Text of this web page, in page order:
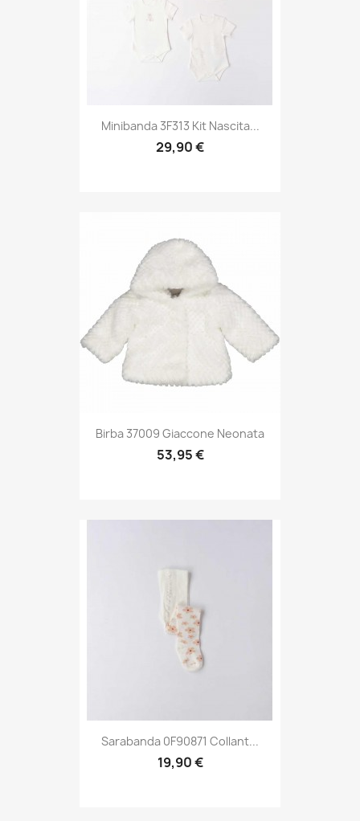
Minibanda 3F313 Kit Nascita...
29,90 €
Birba 37009 Giaccone Neonata
53,95 €
Sarabanda 0F90871 Collant...
19,90 €